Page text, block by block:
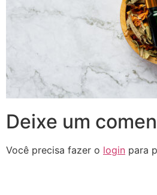
Deixe um
Você precisa fazer o login para